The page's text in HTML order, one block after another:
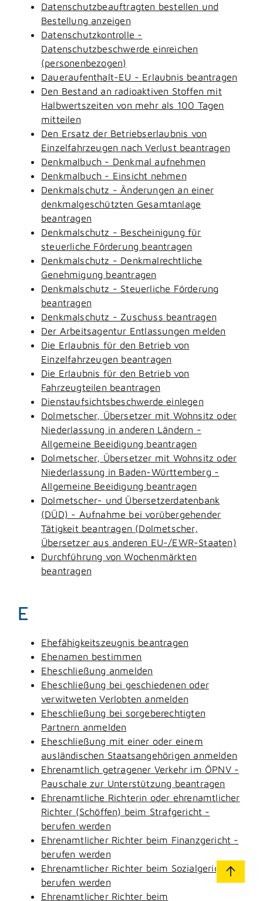
Datenschutzbeauftragten bestellen und
Bestellung anzeigen
Datenschutzkontrolle -
Datenschutzbeschwerde einreichen
(personenbezogen)
Daueraufenthalt-EU - Erlaubnis beantragen
Den Bestand an radioaktiven Stoffen mit
Halbwertszeiten von mehr als 100 Tagen
mitteilen
Den Ersatz der Betriebserlaubnis von
Einzelfahrzeugen nach Verlust beantragen
Denkmalbuch - Denkmal aufnehmen
Denkmalbuch - Einsicht nehmen
Denkmalschutz - Änderungen an einer
denkmalgeschützten Gesamtanlage
beantragen
Denkmalschutz - Bescheinigung für
steuerliche Förderung beantragen
Denkmalschutz - Denkmalrechtliche
Genehmigung beantragen
Denkmalschutz - Steuerliche Förderung
beantragen
Denkmalschutz - Zuschuss beantragen
Der Arbeitsagentur Entlassungen melden
Die Erlaubnis für den Betrieb von
Einzelfahrzeugen beantragen
Die Erlaubnis für den Betrieb von
Fahrzeugteilen beantragen
Dienstaufsichtsbeschwerde einlegen
Dolmetscher, Übersetzer mit Wohnsitz oder
Niederlassung in anderen Ländern -
Allgemeine Beeidigung beantragen
Dolmetscher, Übersetzer mit Wohnsitz oder
Niederlassung in Baden-Württemberg -
Allgemeine Beeidigung beantragen
Dolmetscher- und Übersetzerdatenbank
(DÜD) - Aufnahme bei vorübergehender
Tätigkeit beantragen (Dolmetscher,
Übersetzer aus anderen EU-/EWR-Staaten)
Durchführung von Wochenmärkten
beantragen
E
Ehefähigkeitszeugnis beantragen
Ehenamen bestimmen
Eheschließung anmelden
Eheschließung bei geschiedenen oder
verwitweten Verlobten anmelden
Eheschließung bei sorgeberechtigten
Partnern anmelden
Eheschließung mit einer oder einem
ausländischen Staatsangehörigen anmelden
Ehrenamtlich getragener Verkehr im ÖPNV -
Pauschale zur Unterstützung beantragen
Ehrenamtliche Richterin oder ehrenamtlicher
Richter (Schöffen) beim Strafgericht -
berufen werden
Ehrenamtlicher Richter beim Finanzgericht -
berufen werden
Ehrenamtlicher Richter beim Sozialgericht -
berufen werden
Ehrenamtlicher Richter beim